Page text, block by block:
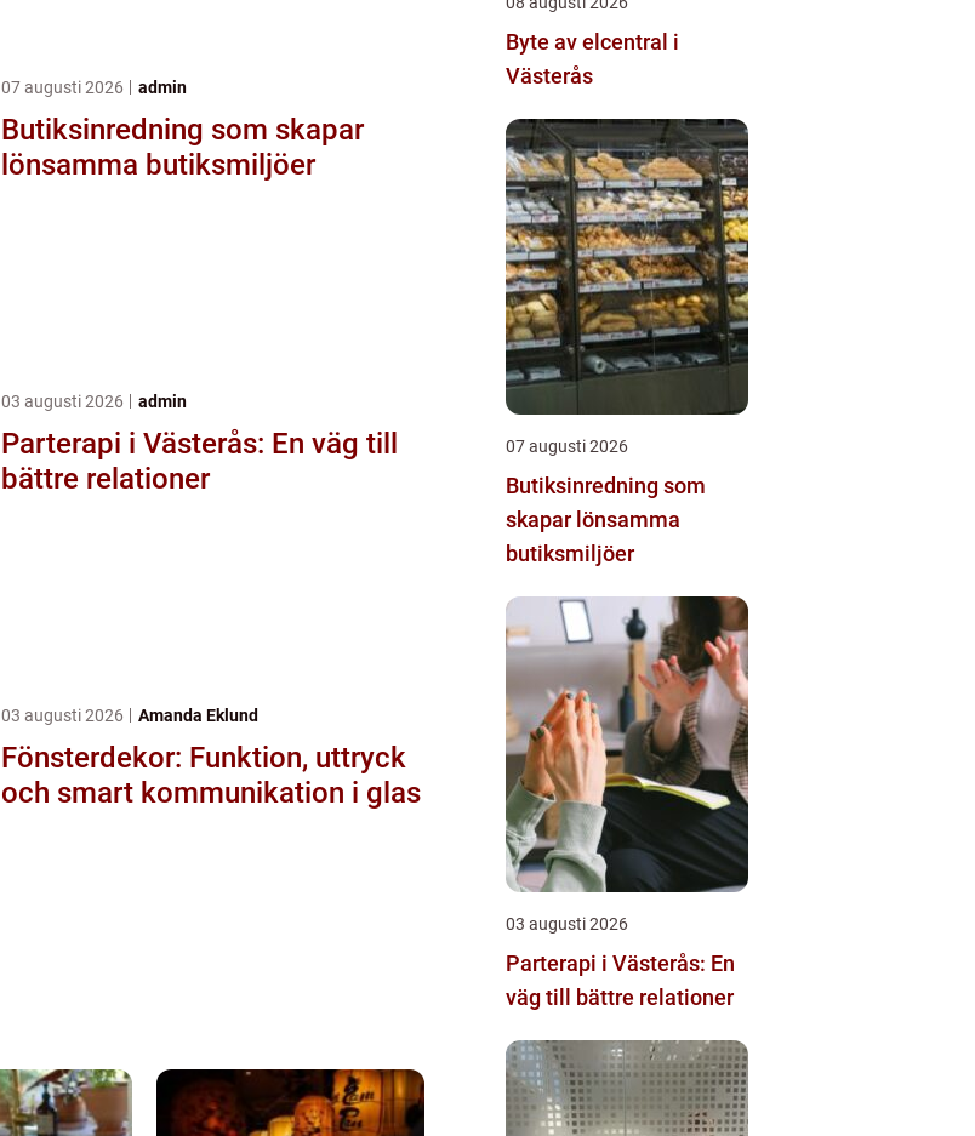
07 augusti 2026 admin
Butiksinredning som skapar
lönsamma butiksmiljöer
03 augusti 2026 admin
Parterapi i Västerås: En väg till
bättre relationer
03 augusti 2026 Amanda Eklund
Fönsterdekor: Funktion, uttryck
och smart kommunikation i glas
Byte av elcentral i
Västerås
07 augusti 2026
Butiksinredning som
skapar lönsamma
butiksmiljöer
03 augusti 2026
Parterapi i Västerås: En
väg till bättre relationer